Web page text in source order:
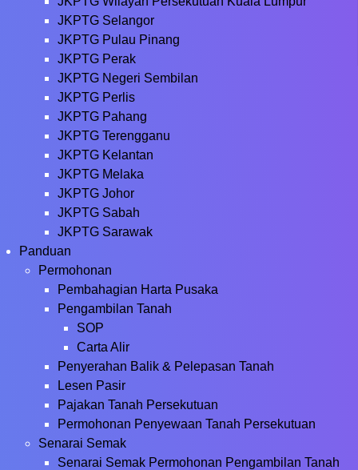
JKPTG Selangor
JKPTG Pulau Pinang
JKPTG Perak
JKPTG Negeri Sembilan
JKPTG Perlis
JKPTG Pahang
JKPTG Terengganu
JKPTG Kelantan
JKPTG Melaka
JKPTG Johor
JKPTG Sabah
JKPTG Sarawak
Panduan
Permohonan
Pembahagian Harta Pusaka
Pengambilan Tanah
SOP
Carta Alir
Penyerahan Balik & Pelepasan Tanah
Lesen Pasir
Pajakan Tanah Persekutuan
Permohonan Penyewaan Tanah Persekutuan
Senarai Semak
Senarai Semak Permohonan Pengambilan Tanah